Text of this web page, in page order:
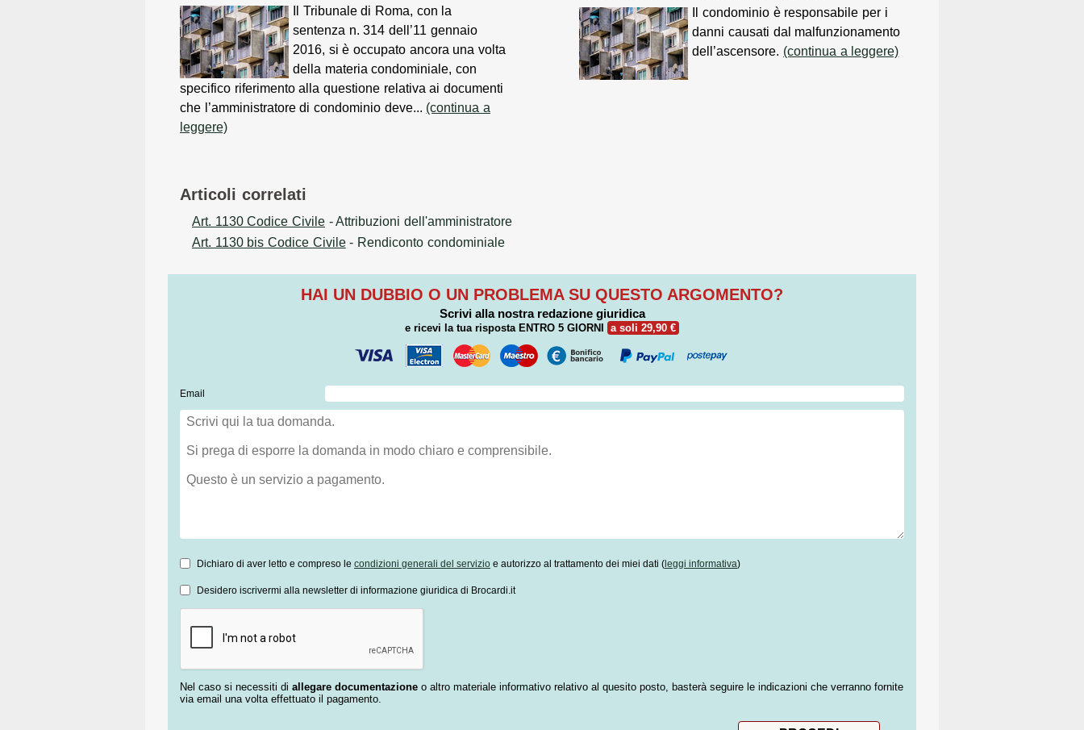
Il Tribunale di Roma, con la
sentenza n. 314 dell’11 gennaio
2016, si è occupato ancora una volta
della materia condominiale, con
specifico riferimento alla questione relativa ai documenti
che l’amministratore di condominio deve... (continua a
leggere)
Il condominio è responsabile per i
danni causati dal malfunzionamento
dell’ascensore. (continua a leggere)
Articoli correlati
Art. 1130 Codice Civile - Attribuzioni dell'amministratore
Art. 1130 bis Codice Civile- Rendiconto condominiale
HAI UN DUBBIO O UN PROBLEMA SU QUESTO ARGOMENTO?
Scrivi alla nostra redazione giuridica
e ricevi la tua risposta ENTRO 5 GIORNI a soli 29,90 €
Email
Dichiaro di aver letto e compreso le condizioni generali del servizio e autorizzo al trattamento dei miei dati ( leggi informativa)
Desidero iscrivermi alla newsletter di informazione giuridica di Brocardi.it
Nel caso si necessiti di allegare documentazione o altro materiale informativo relativo al quesito posto, basterà seguire le indicazioni che verranno fornite
via email una volta effettuato il pagamento.